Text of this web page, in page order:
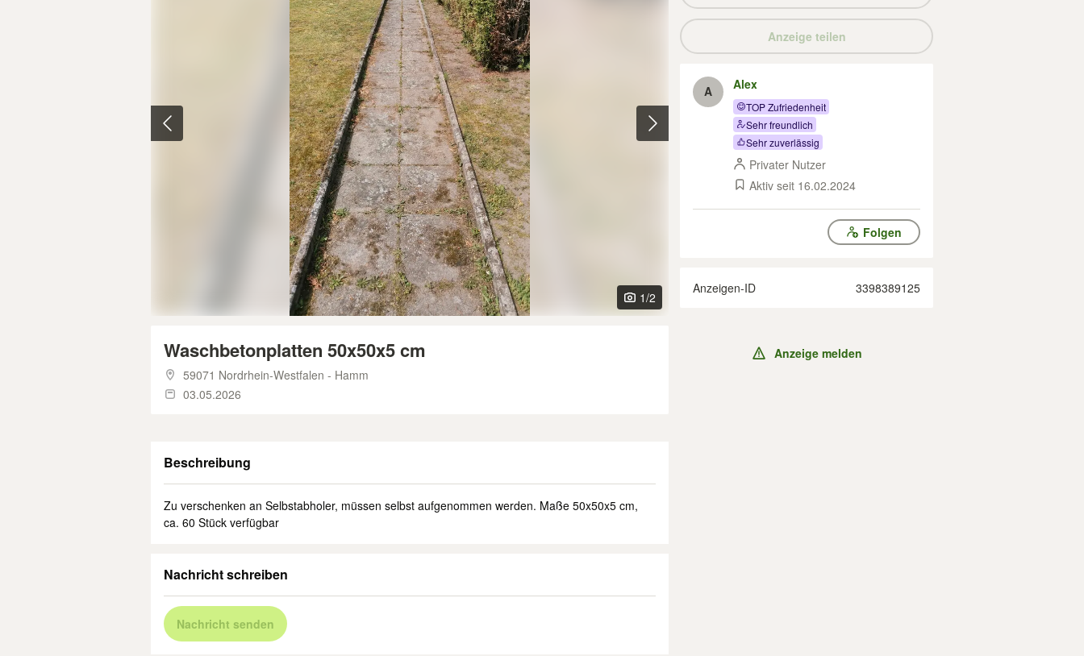
1/2
Waschbetonplatten 50x50x5 cm
59071 Nordrhein-Westfalen - Hamm
03.05.2026
Beschreibung
Zu verschenken an Selbstabholer, müssen selbst aufgenommen werden. Maße 50x50x5 cm,
ca. 60 Stück verfügbar
Nachricht schreiben
Nachricht senden
Anzeige teilen
A Alex
TOP Zufriedenheit
Sehr freundlich
Sehr zuverlässig
Privater Nutzer
Aktiv seit 16.02.2024
Folgen
Anzeigen-ID 3398389125
Anzeige melden